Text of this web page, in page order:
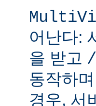
어난다:
을 받고
동작하며
경우, 서